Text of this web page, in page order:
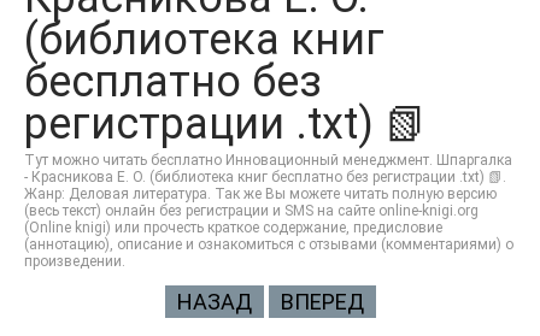
(библиотека книг
бесплатно без
регистрации .txt) 📗
Тут можно читать бесплатно Инновационный менеджмент. Шпаргалка
- Красникова Е. О. (библиотека книг бесплатно без регистрации .txt) 📗.
Жанр: Деловая литература. Так же Вы можете читать полную версию
(весь текст) онлайн без регистрации и SMS на сайте online-knigi.org
(Online knigi) или прочесть краткое содержание, предисловие
(аннотацию), описание и ознакомиться с отзывами (комментариями) о
произведении.
НАЗАД ВПЕРЕД